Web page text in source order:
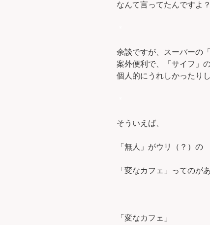
なんて言ってたんですよ？
余談ですが、スーパーの
案外便利で、「サイフ」
個人的にうれしかったり
そういえば、
「無人」がウリ（？）の
「変なカフェ」ってのが
「変なカフェ」